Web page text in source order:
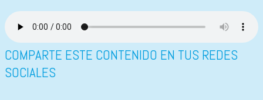
COMPARTE ESTE CONTENIDO EN TUS REDES
SOCIALES